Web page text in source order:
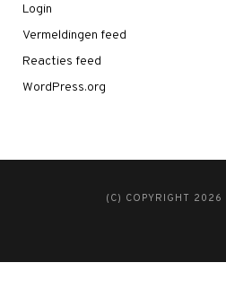
Login
Vermeldingen feed
Reacties feed
WordPress.org
(C) COPYRIGHT 2026